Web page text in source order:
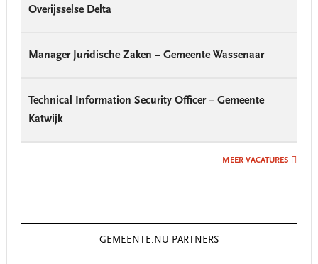
Overijsselse Delta
Manager Juridische Zaken – Gemeente Wassenaar
Technical Information Security Officer – Gemeente
Katwijk
MEER VACATURES
GEMEENTE.NU PARTNERS